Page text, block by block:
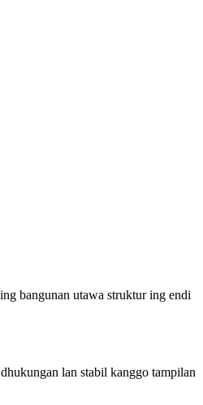
bangunan utawa struktur ing endi
lan stabil kanggo tampilan